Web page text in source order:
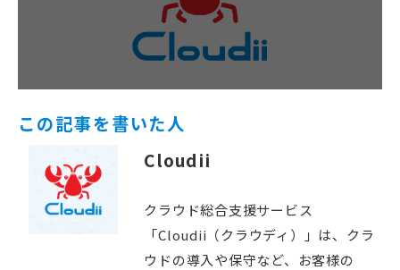
この記事を書いた人
Cloudii
クラウド総合支援サービス
「Cloudii（クラウディ）」は、クラ
ウドの導入や保守など、お客様の